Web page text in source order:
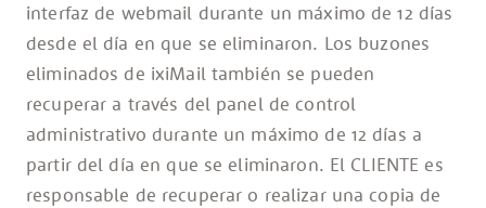
interfaz de webmail durante un máximo de 12 días
desde el día en que se eliminaron. Los buzones
eliminados de ixiMail también se pueden
recuperar a través del panel de control
administrativo durante un máximo de 12 días a
partir del día en que se eliminaron. El CLIENTE es
responsable de recuperar o realizar una copia de